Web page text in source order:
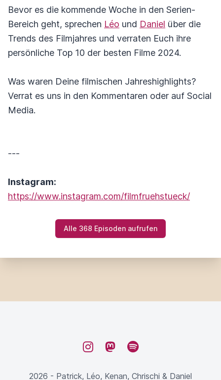
Bevor es die kommende Woche in den Serien-
Bereich geht, sprechen Léo und Daniel über die
Trends des Filmjahres und verraten Euch ihre
persönliche Top 10 der besten Filme 2024.
Was waren Deine filmischen Jahreshighlights?
Verrat es uns in den Kommentaren oder auf Social
Media.
---
Instagram:
https://www.instagram.com/filmfruehstueck/
Alle 368 Episoden aufrufen
InstagramMastodon
Spotify
2026 - Patrick, Léo, Kenan, Chrischi & Daniel